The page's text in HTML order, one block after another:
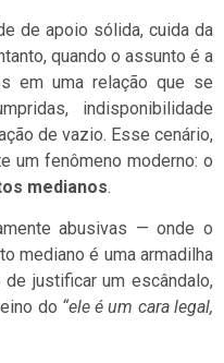
de apoio sólida, cuida da
quando o assunto é a
em uma relação que se
indisponibilidade
de vazio. Esse cenário,
um fenômeno moderno: o
medianos.
abusivas — onde o
mediano é uma armadilha
justificar um escândalo,
do “ele é um cara legal,